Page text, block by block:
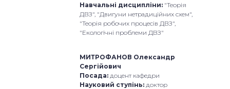
Навчальні дисципліни: "Теорія
ДВЗ", "Двигуни нетрадиційних схем",
"Теорія робочих процесів ДВЗ",
"Екологічні проблеми ДВЗ"
МИТРОФАНОВ Олександр
Сергійович
Посада: доцент кафедри
Науковий ступінь: доктор